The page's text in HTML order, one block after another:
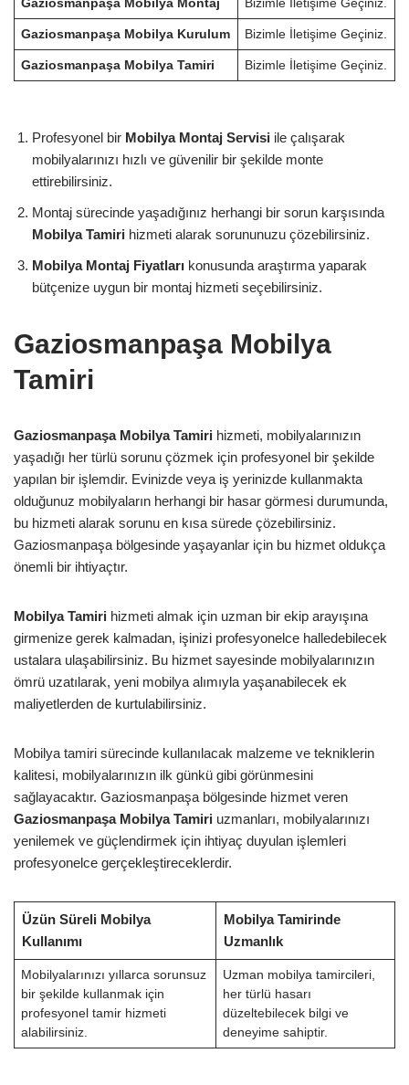
Gaziosmanpaşa Mobilya Montaj Bizimle İletişime Geçiniz.
Gaziosmanpaşa Mobilya Kurulum Bizimle İletişime Geçiniz.
Gaziosmanpaşa Mobilya Tamiri Bizimle İletişime Geçiniz.
Profesyonel bir Mobilya Montaj Servisi ile çalışarak
mobilyalarınızı hızlı ve güvenilir bir şekilde monte
ettirebilirsiniz.
Montaj sürecinde yaşadığınız herhangi bir sorun karşısında
Mobilya Tamiri hizmeti alarak sorununuzu çözebilirsiniz.
Mobilya Montaj Fiyatları konusunda araştırma yaparak
bütçenize uygun bir montaj hizmeti seçebilirsiniz.
Gaziosmanpaşa Mobilya
Tamiri
Gaziosmanpaşa Mobilya Tamiri hizmeti, mobilyalarınızın
yaşadığı her türlü sorunu çözmek için profesyonel bir şekilde
yapılan bir işlemdir. Evinizde veya iş yerinizde kullanmakta
olduğunuz mobilyaların herhangi bir hasar görmesi durumunda,
bu hizmeti alarak sorunu en kısa sürede çözebilirsiniz.
Gaziosmanpaşa bölgesinde yaşayanlar için bu hizmet oldukça
önemli bir ihtiyaçtır.
Mobilya Tamiri hizmeti almak için uzman bir ekip arayışına
girmenize gerek kalmadan, işinizi profesyonelce halledebilecek
ustalara ulaşabilirsiniz. Bu hizmet sayesinde mobilyalarınızın
ömrü uzatılarak, yeni mobilya alımıyla yaşanabilecek ek
maliyetlerden de kurtulabilirsiniz.
Mobilya tamiri sürecinde kullanılacak malzeme ve tekniklerin
kalitesi, mobilyalarınızın ilk günkü gibi görünmesini
sağlayacaktır. Gaziosmanpaşa bölgesinde hizmet veren
Gaziosmanpaşa Mobilya Tamiri uzmanları, mobilyalarınızı
yenilemek ve güçlendirmek için ihtiyaç duyulan işlemleri
profesyonelce gerçekleştireceklerdir.
Üzün Süreli Mobilya
Kullanımı
Mobilya Tamirinde
Uzmanlık
Mobilyalarınızı yıllarca sorunsuz
bir şekilde kullanmak için
profesyonel tamir hizmeti
alabilirsiniz.
Uzman mobilya tamircileri,
her türlü hasarı
düzeltebilecek bilgi ve
deneyime sahiptir.